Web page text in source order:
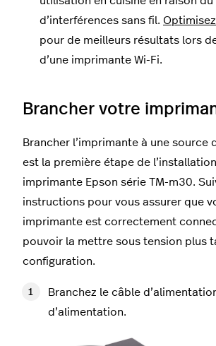
d’interférences sans fil.
pour de meilleurs résultats lors
d’une imprimante Wi-Fi.
Brancher votre
Brancher l’imprimante à une source
est la première étape de
imprimante Epson série TM-m30.
instructions pour vous assurer que
imprimante est correctement
pouvoir la mettre sous tension plus
configuration.
Branchez le câble
d’alimentation.